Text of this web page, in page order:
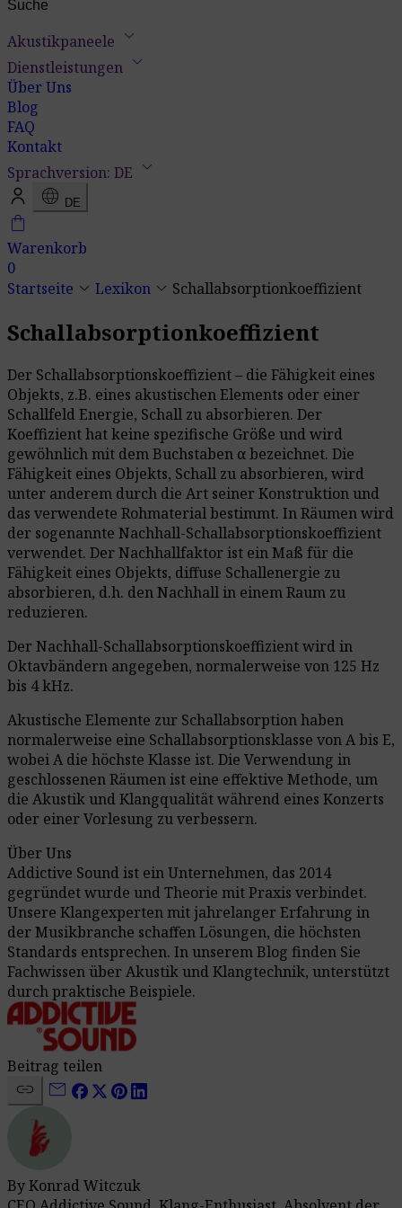
Akustikpaneele keyboard_arrow_down
Dienstleistungen keyboard_arrow_down
Über Uns
Blog
FAQ
Kontakt
Sprachversion: DE keyboard_arrow_down
language DE
shopping_bag
Warenkorb
0
Startseite keyboard_arrow_down Lexikon keyboard_arrow_down Schallabsorptionkoeffizient
Schallabsorptionkoeffizient
Der Schallabsorptionskoeffizient – die Fähigkeit eines
Objekts, z.B. eines akustischen Elements oder einer
Schallfeld Energie, Schall zu absorbieren. Der
Koeffizient hat keine spezifische Größe und wird
gewöhnlich mit dem Buchstaben α bezeichnet. Die
Fähigkeit eines Objekts, Schall zu absorbieren, wird
unter anderem durch die Art seiner Konstruktion und
das verwendete Rohmaterial bestimmt. In Räumen wird
der sogenannte Nachhall-Schallabsorptionskoeffizient
verwendet. Der Nachhallfaktor ist ein Maß für die
Fähigkeit eines Objekts, diffuse Schallenergie zu
absorbieren, d.h. den Nachhall in einem Raum zu
reduzieren.
Der Nachhall-Schallabsorptionskoeffizient wird in
Oktavbändern angegeben, normalerweise von 125 Hz
bis 4 kHz.
Akustische Elemente zur Schallabsorption haben
normalerweise eine Schallabsorptionsklasse von A bis E,
wobei A die höchste Klasse ist. Die Verwendung in
geschlossenen Räumen ist eine effektive Methode, um
die Akustik und Klangqualität während eines Konzerts
oder einer Vorlesung zu verbessern.
Über Uns
Addictive Sound ist ein Unternehmen, das 2014
gegründet wurde und Theorie mit Praxis verbindet.
Unsere Klangexperten mit jahrelanger Erfahrung in
der Musikbranche schaffen Lösungen, die höchsten
Standards entsprechen. In unserem Blog finden Sie
Fachwissen über Akustik und Klangtechnik, unterstützt
durch praktische Beispiele.
Beitrag teilen
link mail
By Konrad Witczuk